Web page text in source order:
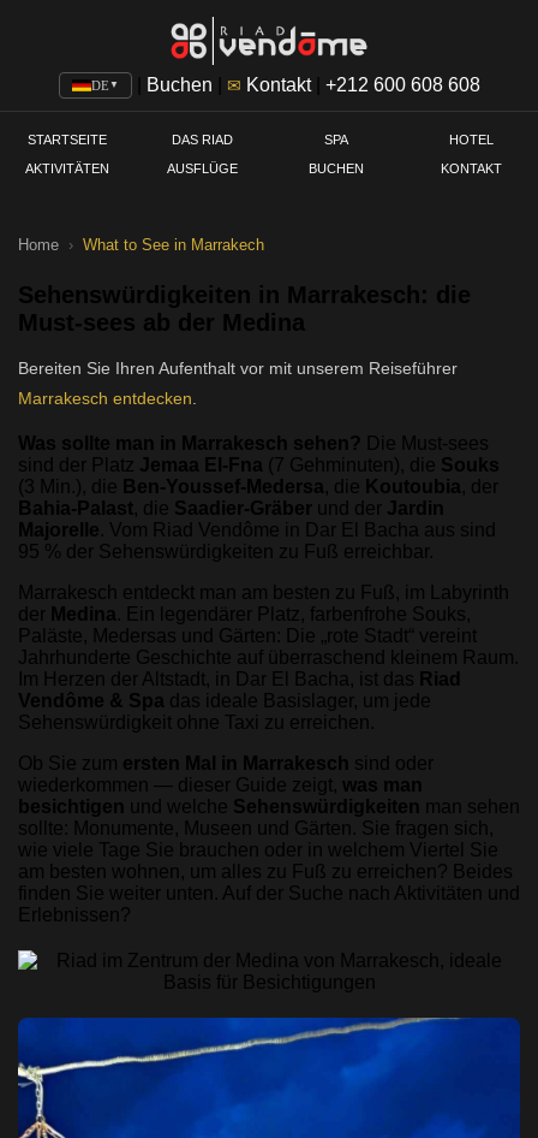
DE ▼ Buchen ✉ Kontakt| +212 600 608 608
STARTSEITE DAS RIAD SPA
HOTEL
AKTIVITÄTEN
AUSFLÜGE BUCHEN KONTAKT
Home › What to See in Marrakech
Sehenswürdigkeiten in Marrakesch: die
Must-sees ab der Medina
Bereiten Sie Ihren Aufenthalt vor mit unserem Reiseführer
Marrakesch entdecken
Was sollte man in Marrakesch sehen? Die Must-sees
sind der Platz Jemaa El-Fna (7 Gehminuten), die Souks
(3 Min.), die Ben-Youssef-Medersa, die Koutoubia, der
Bahia-Palast, die Saadier-Gräber und der Jardin
Majorelle. Vom Riad Vendôme in Dar El Bacha aus sind
95 % der Sehenswürdigkeiten zu Fuß erreichbar.
Marrakesch entdeckt man am besten zu Fuß, im Labyrinth
der Medina. Ein legendärer Platz, farbenfrohe Souks,
Paläste, Medersas und Gärten: Die „rote Stadt“ vereint
Jahrhunderte Geschichte auf überraschend kleinem Raum.
Im Herzen der Altstadt, in Dar El Bacha, ist das Riad
Vendôme & Spa das ideale Basislager, um jede
Sehenswürdigkeit ohne Taxi zu erreichen.
Ob Sie zum ersten Mal in Marrakesch sind oder
wiederkommen — dieser Guide zeigt, was man
besichtigen und welche Sehenswürdigkeiten man sehen
sollte: Monumente, Museen und Gärten. Sie fragen sich,
wie viele Tage Sie brauchen oder in welchem Viertel Sie
am besten wohnen, um alles zu Fuß zu erreichen? Beides
finden Sie weiter unten. Auf der Suche nach Aktivitäten und
Erlebnissen?